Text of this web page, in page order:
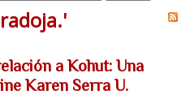
a Kohut: Una
Karen Serra U.